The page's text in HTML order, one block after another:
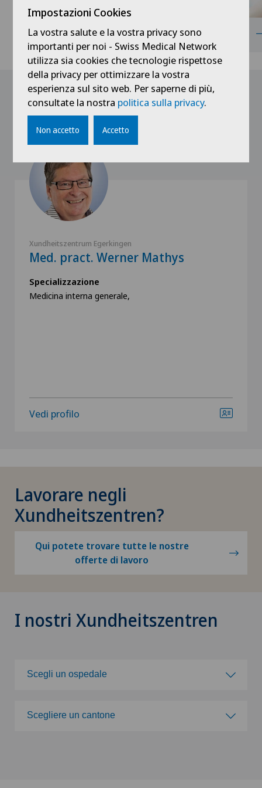
Ginecologia
I nostri medici
Xundheitszentrum Egerkingen
Med. pract. Werner Mathys
Specializzazione
Medicina interna generale,
Vedi profilo
Lavorare negli
Xundheitszentren?
Qui potete trovare tutte le nostre
offerte di lavoro
I nostri Xundheitszentren
Scegli un ospedale
Scegliere un cantone
Impostazioni Cookies
La vostra salute e la vostra privacy sono
importanti per noi - Swiss Medical Network
utilizza sia cookies che tecnologie rispettose
della privacy per ottimizzare la vostra
esperienza sul sito web. Per saperne di più,
consultate la nostra politica sulla privacy.
Non accetto Accetto